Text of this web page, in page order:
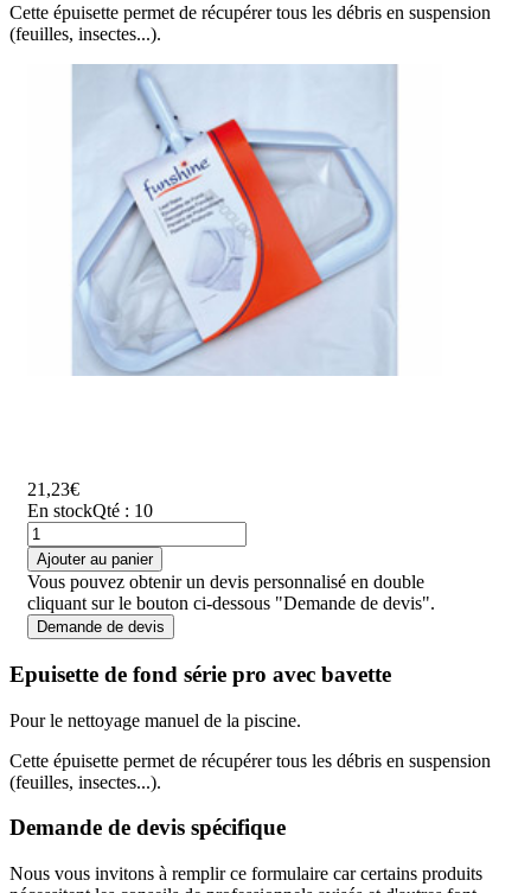
Cette épuisette permet de récupérer tous les débris en suspension
(feuilles, insectes...).
21,23€
En stockQté : 10
Ajouter au panier
Vous pouvez obtenir un devis personnalisé en double
cliquant sur le bouton ci-dessous "Demande de devis".
Demande de devis
Epuisette de fond série pro avec bavette
Pour le nettoyage manuel de la piscine.
Cette épuisette permet de récupérer tous les débris en suspension
(feuilles, insectes...).
Demande de devis spécifique
Nous vous invitons à remplir ce formulaire car certains produits